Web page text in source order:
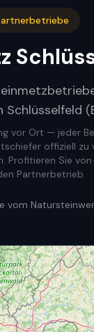
vor Ort — jeder
offiziell zu
Profitieren Sie
Partnerbetrieb.
vom